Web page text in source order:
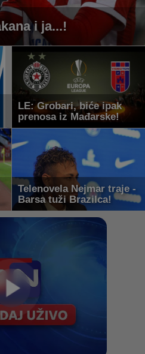
i ja...!
LE: Grobari, biće ipak
prenosa iz Mađarske!
Telenovela Nejmar traje -
Barsa tuži Brazilca!